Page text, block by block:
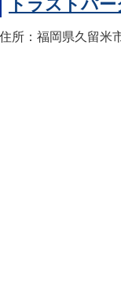
住所：福岡県久留米